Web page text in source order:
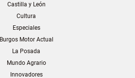
Castilla y León
Cultura
Especiales
Burgos Motor Actual
La Posada
Mundo Agrario
Innovadores